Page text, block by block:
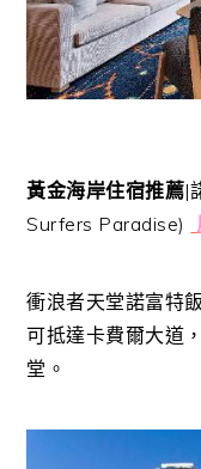
黃金海岸住宿推薦|
Surfers Paradise)
衝浪者天堂諾富特
可抵達卡費爾大道
堂。